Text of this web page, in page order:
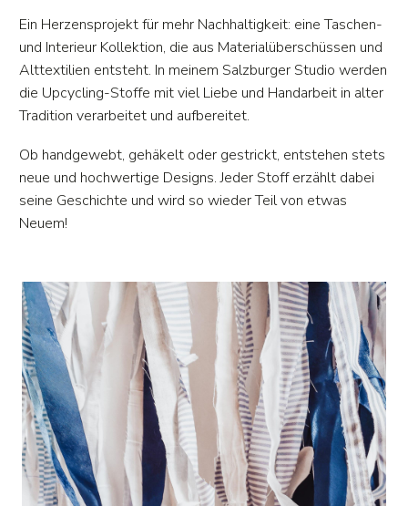
Ein Herzensprojekt für mehr Nachhaltigkeit: eine Taschen-
und Interieur Kollektion, die aus Materialüberschüssen und
Alttextilien entsteht. In meinem Salzburger Studio werden
die Upcycling-Stoffe mit viel Liebe und Handarbeit in alter
Tradition verarbeitet und aufbereitet.
Ob handgewebt, gehäkelt oder gestrickt, entstehen stets
neue und hochwertige Designs. Jeder Stoff erzählt dabei
seine Geschichte und wird so wieder Teil von etwas
Neuem!